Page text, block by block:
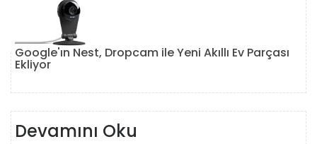
Google'ın Nest, Dropcam ile Yeni Akıllı Ev Parçası
Ekliyor
Devamını Oku